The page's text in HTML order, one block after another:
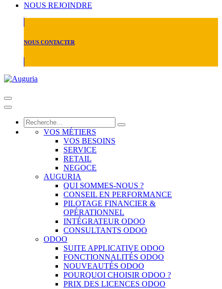
NOUS REJOINDRE
NOUS CONTACTER
VOS MÉTIERS
VOS BESOINS
SERVICE
RETAIL
NEGOCE
AUGURIA
QUI SOMMES-NOUS ?
CONSEIL EN PERFORMANCE
PILOTAGE FINANCIER &
OPÉRATIONNEL
INTÉGRATEUR ODOO
CONSULTANTS ODOO
ODOO
SUITE APPLICATIVE ODOO
FONCTIONNALITÉS ODOO
NOUVEAUTÉS ODOO
POURQUOI CHOISIR ODOO ?
PRIX DES LICENCES ODOO